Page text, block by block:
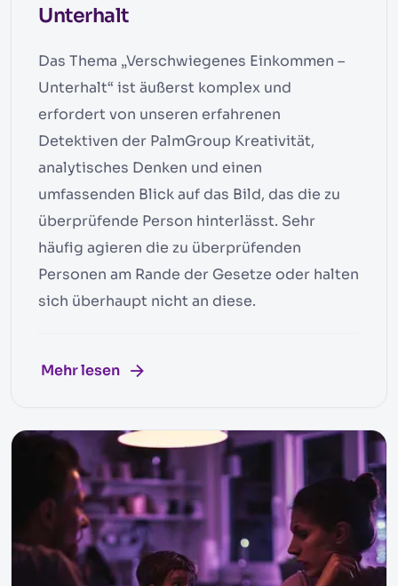
Unterhalt
Das Thema „Verschwiegenes Einkommen –
Unterhalt“ ist äußerst komplex und
erfordert von unseren erfahrenen
Detektiven der PalmGroup Kreativität,
analytisches Denken und einen
umfassenden Blick auf das Bild, das die zu
überprüfende Person hinterlässt. Sehr
häufig agieren die zu überprüfenden
Personen am Rande der Gesetze oder halten
sich überhaupt nicht an diese.
Mehr lesen